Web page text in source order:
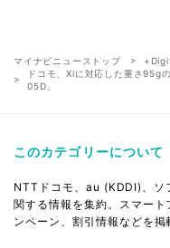
マイナビニューストップ
ドコモ、Xiに対応した重さ
05D」
このカテゴリーについて
NTTドコモ、au (KDDI)、ソ
関する情報を集約。スマー
ンペーン、割引情報などを掲